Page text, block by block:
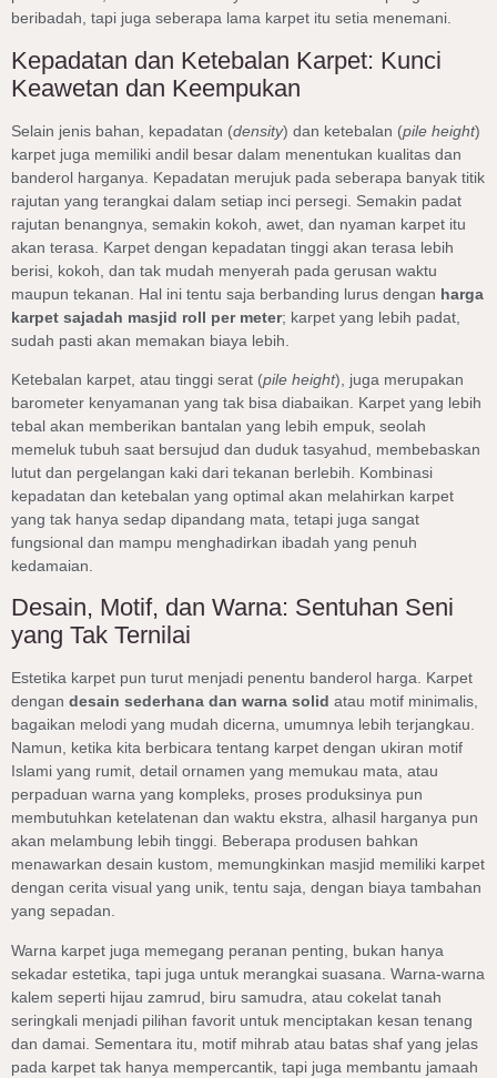
beribadah, tapi juga seberapa lama karpet itu setia menemani.
Kepadatan dan Ketebalan Karpet: Kunci
Keawetan dan Keempukan
Selain jenis bahan, kepadatan (density) dan ketebalan (pile height)
karpet juga memiliki andil besar dalam menentukan kualitas dan
banderol harganya. Kepadatan merujuk pada seberapa banyak titik
rajutan yang terangkai dalam setiap inci persegi. Semakin padat
rajutan benangnya, semakin kokoh, awet, dan nyaman karpet itu
akan terasa. Karpet dengan kepadatan tinggi akan terasa lebih
berisi, kokoh, dan tak mudah menyerah pada gerusan waktu
maupun tekanan. Hal ini tentu saja berbanding lurus dengan harga
karpet sajadah masjid roll per meter; karpet yang lebih padat,
sudah pasti akan memakan biaya lebih.
Ketebalan karpet, atau tinggi serat (pile height), juga merupakan
barometer kenyamanan yang tak bisa diabaikan. Karpet yang lebih
tebal akan memberikan bantalan yang lebih empuk, seolah
memeluk tubuh saat bersujud dan duduk tasyahud, membebaskan
lutut dan pergelangan kaki dari tekanan berlebih. Kombinasi
kepadatan dan ketebalan yang optimal akan melahirkan karpet
yang tak hanya sedap dipandang mata, tetapi juga sangat
fungsional dan mampu menghadirkan ibadah yang penuh
kedamaian.
Desain, Motif, dan Warna: Sentuhan Seni
yang Tak Ternilai
Estetika karpet pun turut menjadi penentu banderol harga. Karpet
dengan desain sederhana dan warna solid atau motif minimalis,
bagaikan melodi yang mudah dicerna, umumnya lebih terjangkau.
Namun, ketika kita berbicara tentang karpet dengan ukiran motif
Islami yang rumit, detail ornamen yang memukau mata, atau
perpaduan warna yang kompleks, proses produksinya pun
membutuhkan ketelatenan dan waktu ekstra, alhasil harganya pun
akan melambung lebih tinggi. Beberapa produsen bahkan
menawarkan desain kustom, memungkinkan masjid memiliki karpet
dengan cerita visual yang unik, tentu saja, dengan biaya tambahan
yang sepadan.
Warna karpet juga memegang peranan penting, bukan hanya
sekadar estetika, tapi juga untuk merangkai suasana. Warna-warna
kalem seperti hijau zamrud, biru samudra, atau cokelat tanah
seringkali menjadi pilihan favorit untuk menciptakan kesan tenang
dan damai. Sementara itu, motif mihrab atau batas shaf yang jelas
pada karpet tak hanya mempercantik, tapi juga membantu jamaah